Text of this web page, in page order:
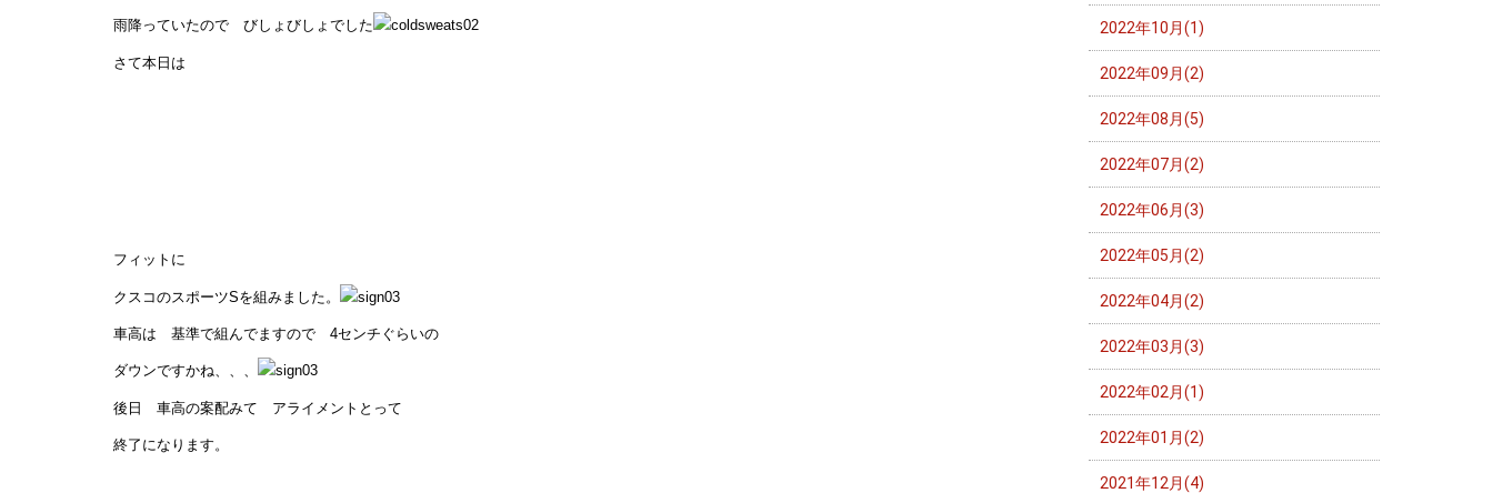
雨降っていたので びしょびしょでした
さて本日は
フィットに
クスコのスポーツSを組みました。
車高は 基準で組んでますので 4センチぐらいの
ダウンですかね、、、
後日 車高の案配みて アライメントとって
終了になります。
2022年10月(1)
2022年09月(2)
2022年08月(5)
2022年07月(2)
2022年06月(3)
2022年05月(2)
2022年04月(2)
2022年03月(3)
2022年02月(1)
2022年01月(2)
2021年12月(4)